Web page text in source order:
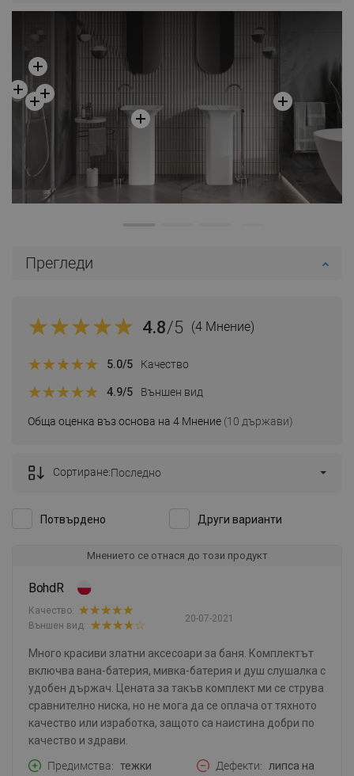
Прегледи
4.8/5 (4 Мнение)
Обща оценка въз основа на 4 Мнение (10 държави)
5.0/5 Качество
4.9/5 Външен вид
Потвърдено Други варианти
Сортиране:Последно
Мнението се отнася до този продукт
BohdR
20-07-2021
Качество:
Външен вид:
Много красиви златни аксесоари за баня. Комплектът
включва вана-батерия, мивка-батерия и душ слушалка с
удобен държач. Цената за такъв комплект ми се струва
сравнително ниска, но не мога да се оплача от тяхното
качество или изработка, защото са наистина добри по
качество и здрави.
Предимства
тежки
Дефекти
липса на